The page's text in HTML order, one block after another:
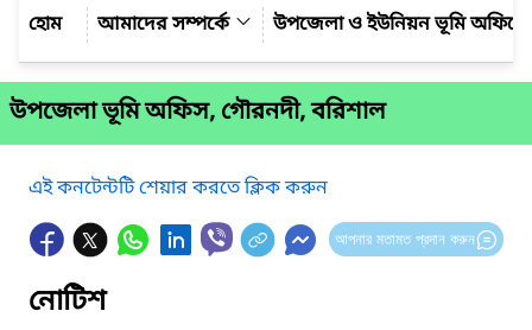
আমাদের সম্পর্কে
উপজেলা ও ইউনিয়ন ভূমি অফিসের
উপজেলা ভূমি অফিস, গৌরনদী, বরিশাল
এই কনটেন্টটি শেয়ার করতে ক্লিক করুন
আপনার মতামত প্রদান করুন
নোটিশ